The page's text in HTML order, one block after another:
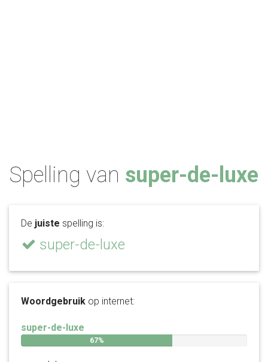
Spelling van super-de-luxe
De juiste spelling is:
super-de-luxe
Woordgebruik op internet:
super-de-luxe
67%